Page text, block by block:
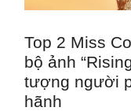
Top 2 Miss
bộ ảnh
tượng người
hãnh